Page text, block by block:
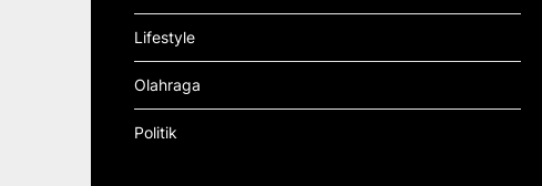
Lifestyle
Olahraga
Politik